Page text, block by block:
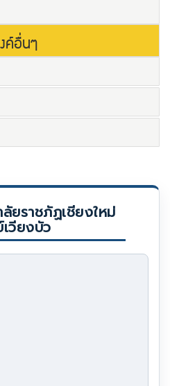
ค์อื่นๆ
ยราชภัฏเชียงใหม่
วียงบัว